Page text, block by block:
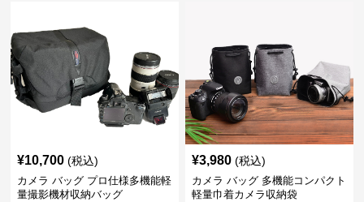
¥10,700 (税込)
カメラ バッグ プロ仕様多機能軽
量撮影機材収納バッグ
¥3,980 (税込)
カメラ バッグ 多機能コンパクト
軽量巾着カメラ収納袋